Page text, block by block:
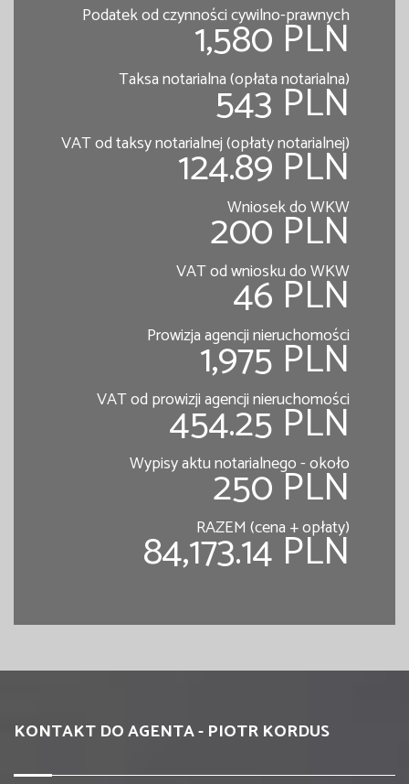
Podatek od czynności cywilno-prawnych
1,580 PLN
Taksa notarialna (opłata notarialna)
543 PLN
VAT od taksy notarialnej (opłaty notarialnej)
124.89 PLN
Wniosek do WKW
200 PLN
VAT od wniosku do WKW
46 PLN
Prowizja agencji nieruchomości
1,975 PLN
VAT od prowizji agencji nieruchomości
454.25 PLN
Wypisy aktu notarialnego - około
250 PLN
RAZEM (cena + opłaty)
84,173.14 PLN
KONTAKT DO AGENTA - PIOTR KORDUS